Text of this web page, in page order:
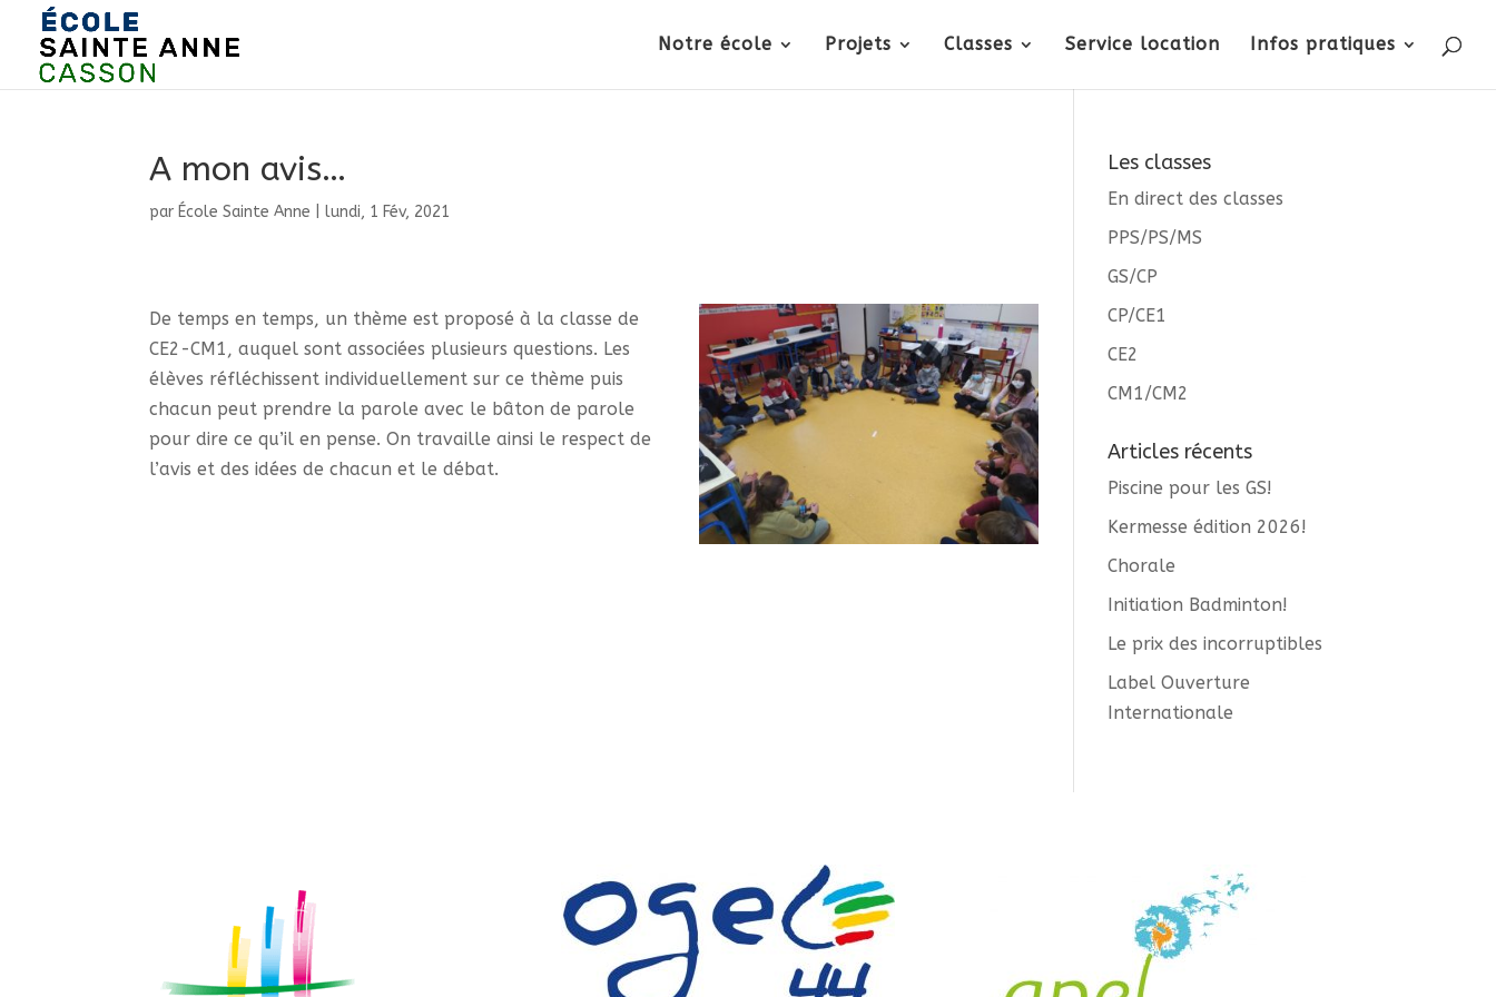
Notre école Projets Classes Service location Infos pratiques
A mon avis…
par École Sainte Anne |lundi, 1 Fév, 2021
De temps en temps, un thème est proposé à la classe de
CE2-CM1, auquel sont associées plusieurs questions. Les
élèves réfléchissent individuellement sur ce thème puis
chacun peut prendre la parole avec le bâton de parole
pour dire ce qu’il en pense. On travaille ainsi le respect de
l’avis et des idées de chacun et le débat.
Les classes
En direct des classes
PPS/PS/MS
GS/CP
CP/CE1
CE2
CM1/CM2
Articles récents
Piscine pour les GS!
Kermesse édition 2026!
Chorale
Initiation Badminton!
Le prix des incorruptibles
Label Ouverture
Internationale